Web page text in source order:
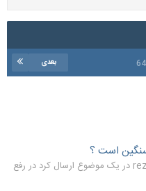
بعدی
سنگین است ؟
رفع